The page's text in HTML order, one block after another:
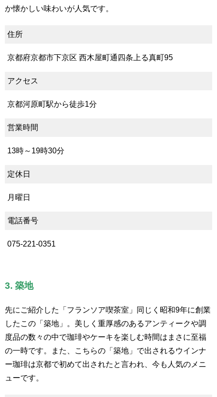
か懐かしい味わいが人気です。
住所
京都府京都市下京区 西木屋町通四条上る真町95
アクセス
京都河原町駅から徒歩1分
営業時間
13時～19時30分
定休日
月曜日
電話番号
075-221-0351
3. 築地
先にご紹介した「フランソア喫茶室」同じく昭和9年に創業
したこの「築地」。美しく重厚感のあるアンティークや調
度品の数々の中で珈琲やケーキを楽しむ時間はまさに至福
の一時です。また、こちらの「築地」で出されるウインナ
ー珈琲は京都で初めて出されたと言われ、今も人気のメニ
ューです。